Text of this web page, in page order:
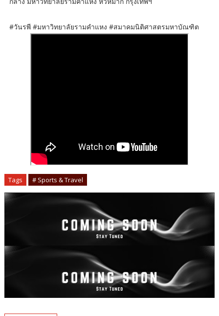
#วันรพี #มหาวิทยาลัยรามคำแหง #สมาคมนิติศาสตรมหาบัณฑิต
Tags # Sports & Travel